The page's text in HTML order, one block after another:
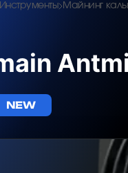
Инструменты Майнинг
NEW